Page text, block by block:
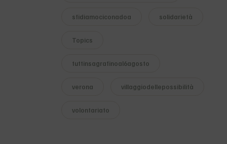
sfidiamociconadoa solidarietà
Topics
tuttinsagrafinoal6agosto
verona villaggiodellepossibilità
volontariato